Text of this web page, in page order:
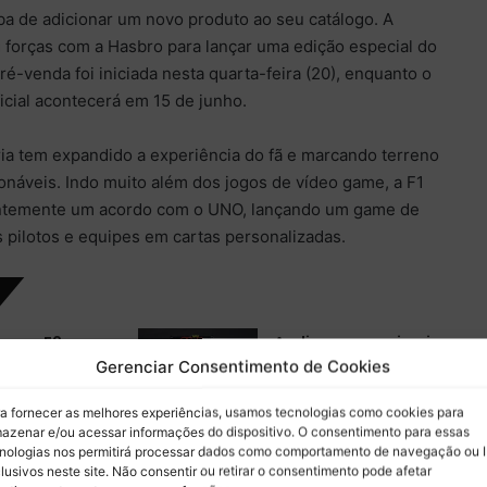
Gerenciar Consentimento de Cookies
fornecer as melhores experiências, usamos tecnologias como cookies para
e/ou acessar informações do dispositivo. O consentimento para essas
nos permitirá processar dados como comportamento de navegação ou
neste site. Não consentir ou retirar o consentimento pode afetar
de adicionar um novo produto ao seu catálogo. A
com a Hasbro para lançar uma edição especial do
venda foi iniciada nesta quarta-feira (20), enquanto o
acontecerá em 15 de junho.
tem expandido a experiência do fã e marcando terreno
Indo muito além dos jogos de vídeo game, a F1
um acordo com o UNO, lançando um game de
pilotos e equipes em cartas personalizadas.
na F2 em
Colton
1
Audi encerra primeira
metade da
alta e vê potencial
para crescer no grid
3 horas atrás